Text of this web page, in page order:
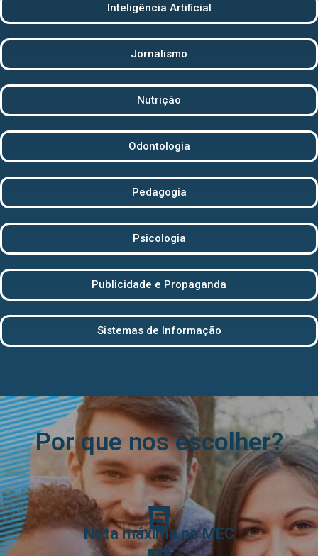
Inteligência Artificial
Jornalismo
Nutrição
Odontologia
Pedagogia
Psicologia
Publicidade e Propaganda
Sistemas de Informação
Por que nos escolher?
Nota máxima no MEC